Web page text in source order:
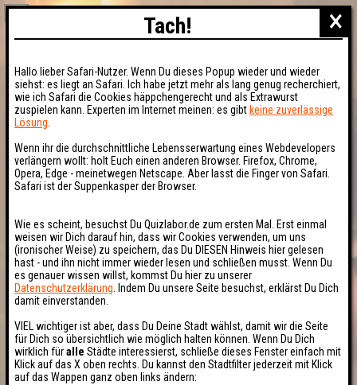
×
Tach!
Hallo lieber Safari-Nutzer. Wenn Du dieses Popup wieder und wieder
siehst: es liegt an Safari. Ich habe jetzt mehr als lang genug recherchiert,
wie ich Safari die Cookies häppchengerecht und als Extrawurst
zuspielen kann. Experten im Internet meinen: es gibt keine zuverlässige
Lösung
Wenn ihr die durchschnittliche Lebensserwartung eines Webdevelopers
verlängern wollt: holt Euch einen anderen Browser. Firefox, Chrome,
Opera, Edge - meinetwegen Netscape. Aber lasst die Finger von Safari.
Safari ist der Suppenkasper der Browser.
Wie es scheint, besuchst Du Quizlabor.de zum ersten Mal. Erst einmal
weisen wir Dich darauf hin, dass wir Cookies verwenden, um uns
(ironischer Weise) zu speichern, das Du DIESEN Hinweis hier gelesen
hast - und ihn nicht immer wieder lesen und schließen musst. Wenn Du
es genauer wissen willst, kommst Du hier zu unserer
Datenschutzerklärung . Indem Du unsere Seite besuchst, erklärst Du Dich
damit einverstanden.
VIEL wichtiger ist aber, dass Du Deine Stadt wählst, damit wir die Seite
für Dich so übersichtlich wie möglich halten können. Wenn Du Dich
wirklich füralle Städte interessierst, schließe dieses Fenster einfach mit
Klick auf das X oben rechts. Du kannst den Stadtfilter jederzeit mit Klick
auf das Wappen ganz oben links ändern: